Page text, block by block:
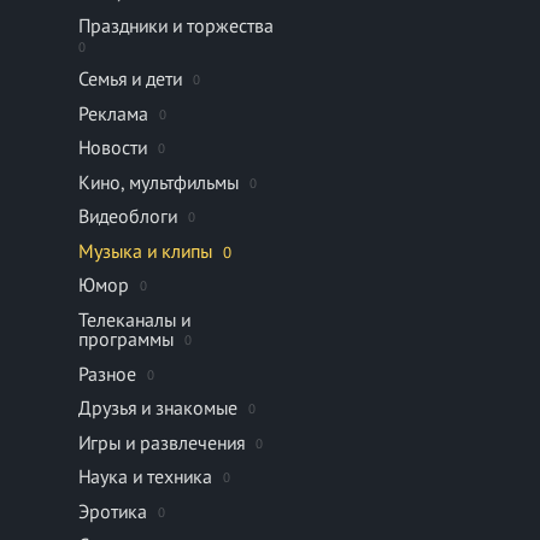
Праздники и торжества
0
Семья и дети 0
Реклама 0
Новости 0
Кино, мультфильмы 0
Видеоблоги 0
Музыка и клипы 0
Юмор 0
Телеканалы и
программы
0
Разное 0
Друзья и знакомые 0
Игры и развлечения 0
Наука и техника 0
Эротика 0